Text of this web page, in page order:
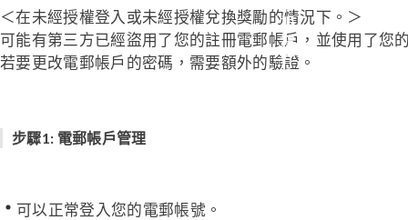
＜在未經授權登入或未經授權兌換獎勵的情況下。＞
可能有第三方已經盜用了您的註冊電郵帳戶，並使用了您
若要更改電郵帳戶的密碼，需要額外的驗證。
步驟1: 電郵帳戶管理
可以正常登入您的電郵帳號。